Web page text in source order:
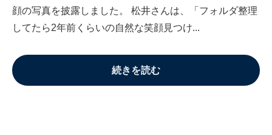
顔の写真を披露しました。 松井さんは、「フォルダ整理
してたら2年前くらいの自然な笑顔見つけ...
続きを読む